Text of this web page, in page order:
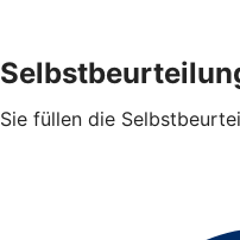
Sie füllen die